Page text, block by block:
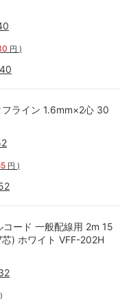
円 )
フライン 1.6mm×2心 30
円 )
コード 一般配線用 2m 15
) ホワイト VFF-202H
)